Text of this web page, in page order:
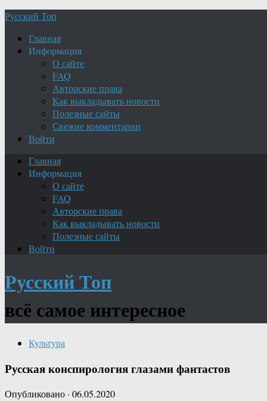
Русский Топ
Главная
Информация
О сайте
FAQ
Авторские права
Как выкладывать новости
Полезные сайты
Свежие комментарии
Войти
Главная
Информация
О сайте
FAQ
Авторские права
Как выкладывать новости
Полезные сайты
Войти
Русский Топ
всё самое интересное
Культура
Русская конспирология глазами фантастов
Опубликовано · 06.05.2020